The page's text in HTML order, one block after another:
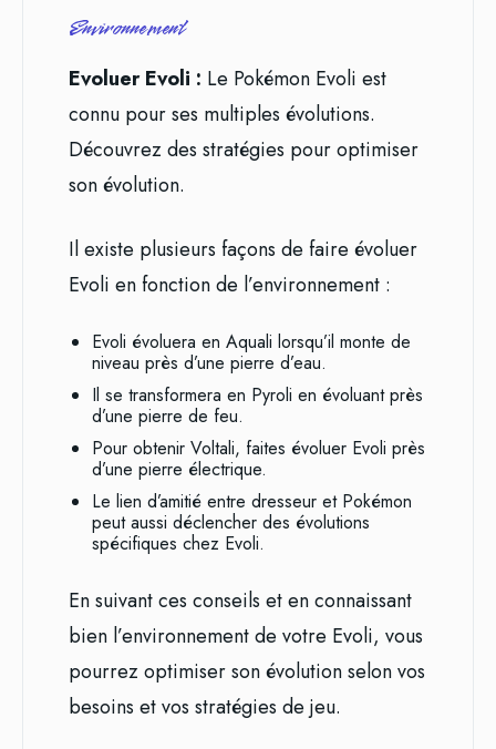
Environnement
Evoluer Evoli : Le Pokémon Evoli est
connu pour ses multiples évolutions.
Découvrez des stratégies pour optimiser
son évolution.
Il existe plusieurs façons de faire évoluer
Evoli en fonction de l’environnement :
Evoli évoluera en Aquali lorsqu’il monte de
niveau près d’une pierre d’eau.
Il se transformera en Pyroli en évoluant près
d’une pierre de feu.
Pour obtenir Voltali, faites évoluer Evoli près
d’une pierre électrique.
Le lien d’amitié entre dresseur et Pokémon
peut aussi déclencher des évolutions
spécifiques chez Evoli.
En suivant ces conseils et en connaissant
bien l’environnement de votre Evoli, vous
pourrez optimiser son évolution selon vos
besoins et vos stratégies de jeu.